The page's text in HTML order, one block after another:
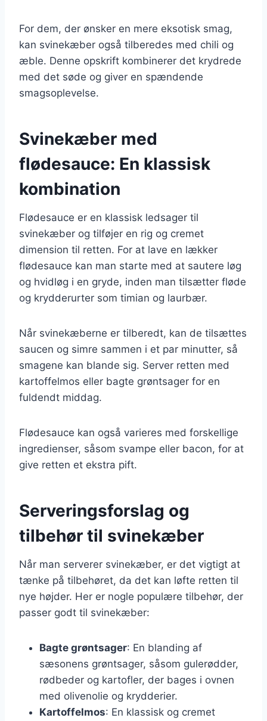
For dem, der ønsker en mere eksotisk smag,
kan svinekæber også tilberedes med chili og
æble. Denne opskrift kombinerer det krydrede
med det søde og giver en spændende
smagsoplevelse.
Svinekæber med
flødesauce: En klassisk
kombination
Flødesauce er en klassisk ledsager til
svinekæber og tilføjer en rig og cremet
dimension til retten. For at lave en lækker
flødesauce kan man starte med at sautere løg
og hvidløg i en gryde, inden man tilsætter fløde
og krydderurter som timian og laurbær.
Når svinekæberne er tilberedt, kan de tilsættes
saucen og simre sammen i et par minutter, så
smagene kan blande sig. Server retten med
kartoffelmos eller bagte grøntsager for en
fuldendt middag.
Flødesauce kan også varieres med forskellige
ingredienser, såsom svampe eller bacon, for at
give retten et ekstra pift.
Serveringsforslag og
tilbehør til svinekæber
Når man serverer svinekæber, er det vigtigt at
tænke på tilbehøret, da det kan løfte retten til
nye højder. Her er nogle populære tilbehør, der
passer godt til svinekæber:
Bagte grøntsager: En blanding af
sæsonens grøntsager, såsom gulerødder,
rødbeder og kartofler, der bages i ovnen
med olivenolie og krydderier.
Kartoffelmos: En klassisk og cremet